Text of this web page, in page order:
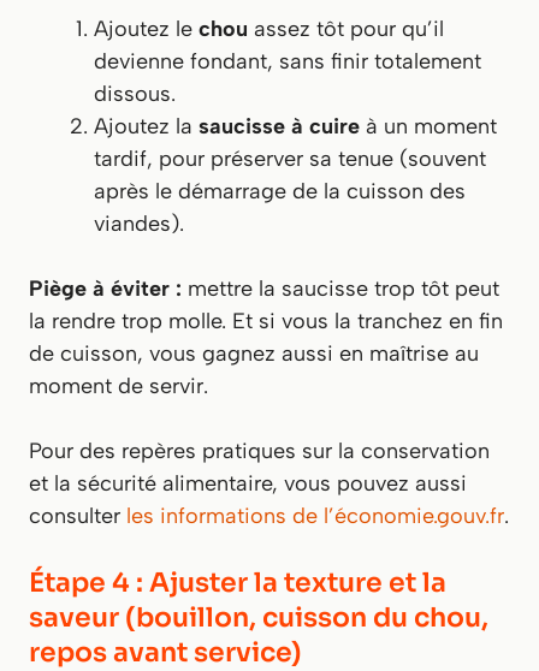
Ajoutez le chou assez tôt pour qu’il
devienne fondant, sans finir totalement
dissous.
Ajoutez la saucisse à cuire à un moment
tardif, pour préserver sa tenue (souvent
après le démarrage de la cuisson des
viandes).
Piège à éviter : mettre la saucisse trop tôt peut
la rendre trop molle. Et si vous la tranchez en fin
de cuisson, vous gagnez aussi en maîtrise au
moment de servir.
Pour des repères pratiques sur la conservation
et la sécurité alimentaire, vous pouvez aussi
consulter les informations de l’économie.gouv.fr.
Étape 4 : Ajuster la texture et la
saveur (bouillon, cuisson du chou,
repos avant service)